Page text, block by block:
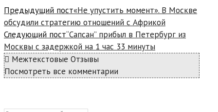
Предыдущий пост«Не упустить момент». В Москве
обсудили стратегию отношений с Африкой
Следующий пост“Сапсан” прибыл в Петербург из
Москвы с задержкой на 1 час 33 минуты
Межтекстовые Отзывы
Посмотреть все комментарии